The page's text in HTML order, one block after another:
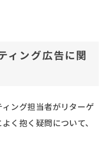
ィング広告に関
ング担当者がリターゲ
く抱く疑問について、